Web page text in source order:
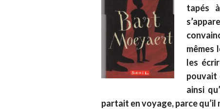
tapés
mêmes
les
pouvait
ainsi
partait en voyage, parce qu’il